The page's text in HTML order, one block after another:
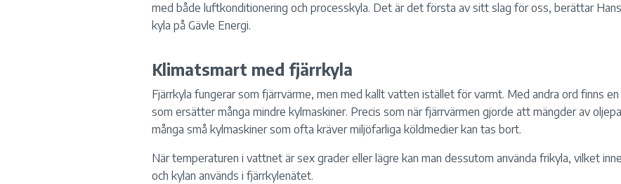
med både luftkonditionering och processkyla. Det är det första av sitt slag för oss, berättar
kyla på Gävle Energi.
Klimatsmart med fjärrkyla
Fjärrkyla fungerar som fjärrvärme, men med kallt vatten istället för varmt. Med andra ord finns
som ersätter många mindre kylmaskiner. Precis som när fjärrvärmen gjorde att mängder av
många små kylmaskiner som ofta kräver miljöfarliga köldmedier kan tas bort.
När temperaturen i vattnet är sex grader eller lägre kan man dessutom använda frikyla, vilket
och kylan används i fjärrkylenätet.